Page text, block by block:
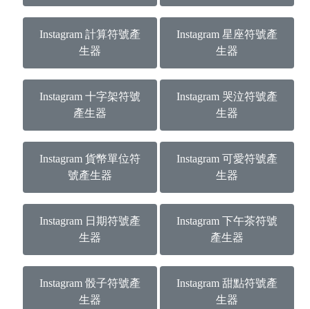
Instagram 計算符號產
生器
Instagram 星座符號產
生器
Instagram 十字架符號
產生器
Instagram 哭泣符號產
生器
Instagram 貨幣單位符
號產生器
Instagram 可愛符號產
生器
Instagram 日期符號產
生器
Instagram 下午茶符號
產生器
Instagram 骰子符號產
生器
Instagram 甜點符號產
生器